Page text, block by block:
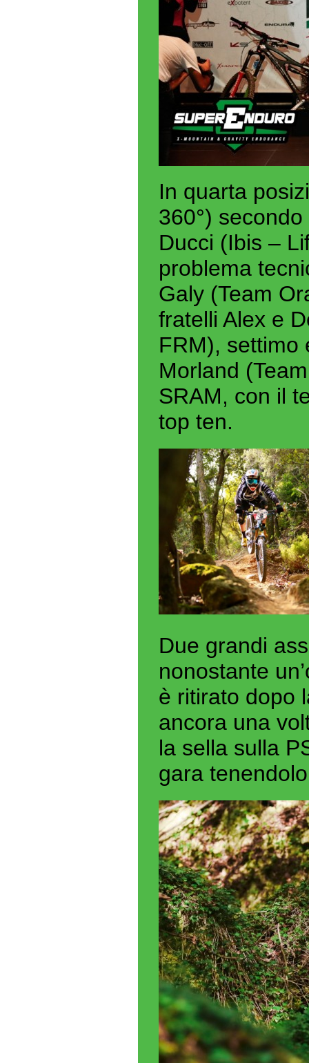
In quarta
360°)
Ducci (Ibis –
problema
Galy (Team
fratelli Alex e
FRM), settimo
Morland
SRAM, con il
top ten.
Due grandi
nonostante
è ritirato dopo
ancora una
la sella sulla
gara